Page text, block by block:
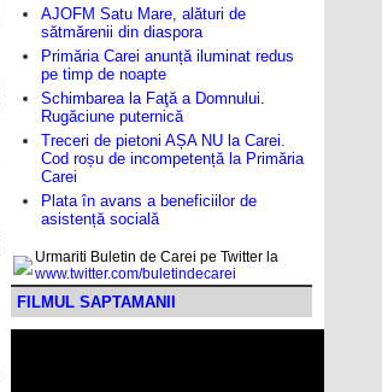
AJOFM Satu Mare, alături de
sătmărenii din diaspora
Primăria Carei anunță iluminat redus
pe timp de noapte
Schimbarea la Faţă a Domnului.
Rugăciune puternică
Treceri de pietoni AȘA NU la Carei.
Cod roșu de incompetență la Primăria
Carei
Plata în avans a beneficiilor de
asistență socială
Urmariti Buletin de Carei pe Twitter la
www.twitter.com/buletindecarei
FILMUL SAPTAMANII